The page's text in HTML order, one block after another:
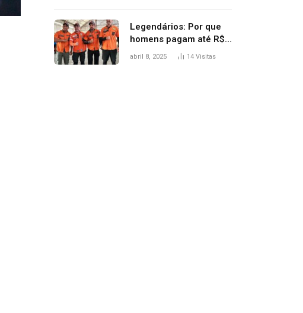
Legendários: Por que
homens pagam até R$
81 mil para subir
abril 8, 2025 14 Visitas